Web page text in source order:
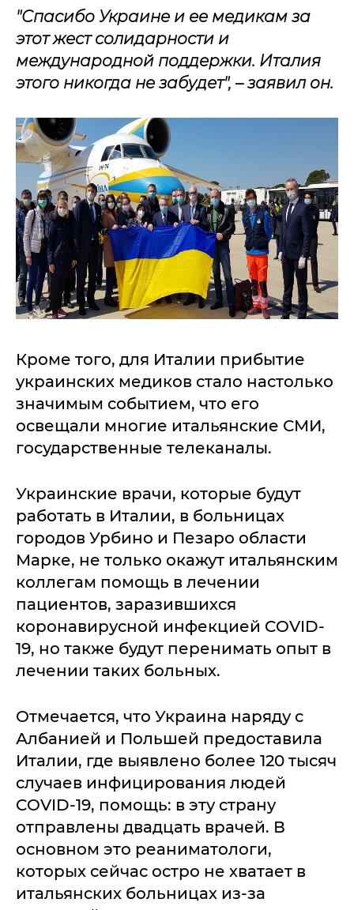
"Спасибо Украине и ее медикам за
этот жест солидарности и
международной поддержки. Италия
этого никогда не забудет", – заявил он.
Кроме того, для Италии прибытие
украинских медиков стало настолько
значимым событием, что его
освещали многие итальянские СМИ,
государственные телеканалы.
Украинские врачи, которые будут
работать в Италии, в больницах
городов Урбино и Пезаро области
Марке, не только окажут итальянским
коллегам помощь в лечении
пациентов, заразившихся
коронавирусной инфекцией COVID-
19, но также будут перенимать опыт в
лечении таких больных.
Отмечается, что Украина наряду с
Албанией и Польшей предоставила
Италии, где выявлено более 120 тысяч
случаев инфицирования людей
COVID-19, помощь: в эту страну
отправлены двадцать врачей. В
основном это реаниматологи,
которых сейчас остро не хватает в
итальянских больницах из-за